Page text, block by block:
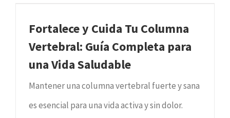
Fortalece y Cuida Tu Columna
Vertebral: Guía Completa para
una Vida Saludable
Mantener una columna vertebral fuerte y sana
es esencial para una vida activa y sin dolor.